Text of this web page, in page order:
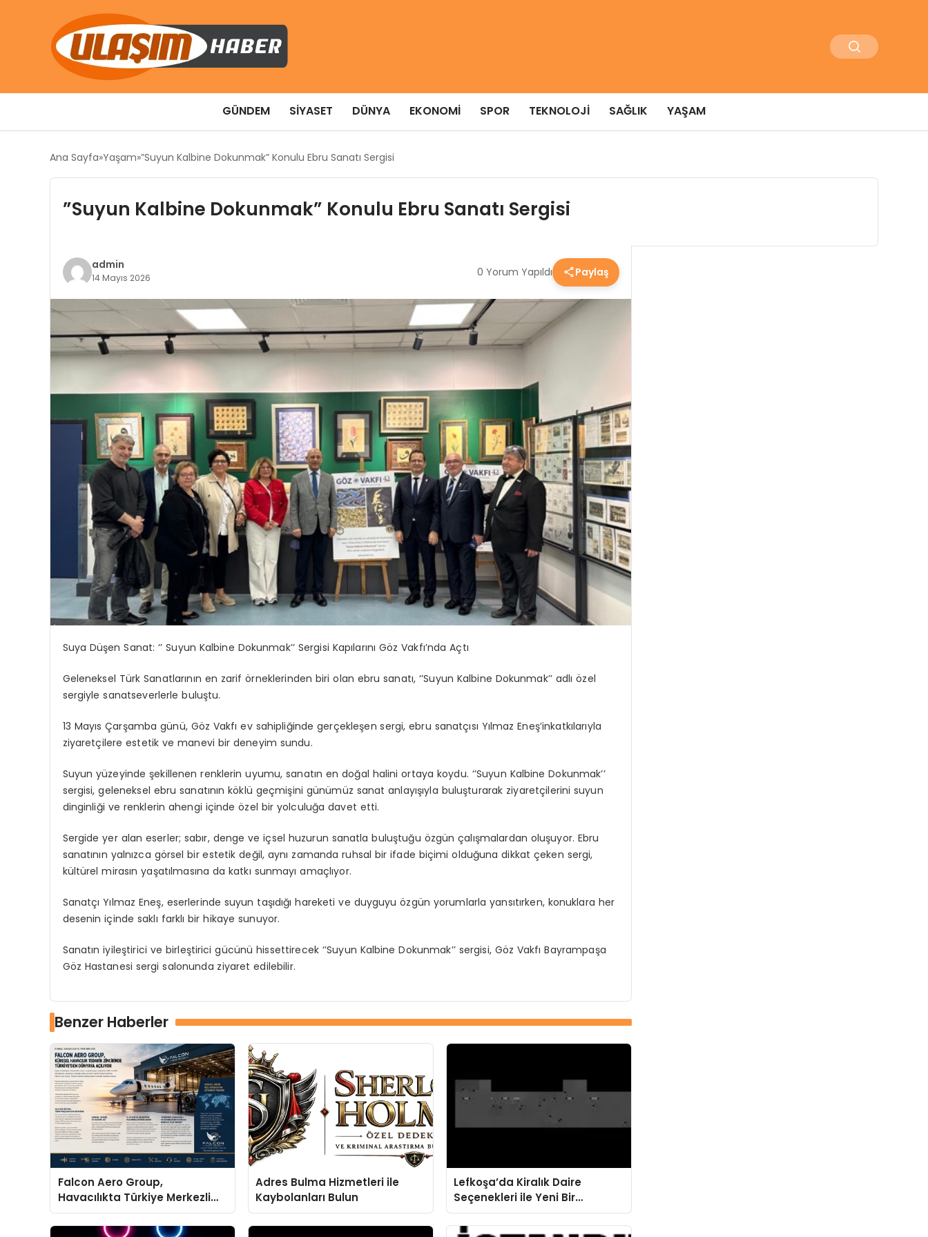
GÜNDEM SIYASET DÜNYA EKONOMI SPOR TEKNOLOJI SAĞLIK YAŞAM
Ana Sayfa Yaşam ”Suyun Kalbine Dokunmak” Konulu Ebru Sanatı Sergisi
”Suyun Kalbine Dokunmak” Konulu Ebru Sanatı Sergisi
admin
14 Mayıs 2026 0 Yorum Yapıldı Paylaş
Suya Düşen Sanat: ‘’ Suyun Kalbine Dokunmak’’ Sergisi Kapılarını Göz Vakfı’nda Açtı
Geleneksel Türk Sanatlarının en zarif örneklerinden biri olan ebru sanatı, ‘’Suyun Kalbine Dokunmak’’ adlı özel
sergiyle sanatseverlerle buluştu.
13 Mayıs Çarşamba günü, Göz Vakfı ev sahipliğinde gerçekleşen sergi, ebru sanatçısı YılmazEneş’inkatkılarıyla
ziyaretçilere estetik ve manevi bir deneyim sundu.
Suyun yüzeyinde şekillenen renklerin uyumu, sanatın en doğal halini ortaya koydu. ‘’Suyun Kalbine Dokunmak’’
sergisi, geleneksel ebru sanatının köklü geçmişini günümüz sanat anlayışıyla buluşturarak ziyaretçilerini suyun
dinginliği ve renklerin ahengi içinde özel bir yolculuğa davet etti.
Sergide yer alan eserler; sabır, denge ve içsel huzurun sanatla buluştuğu özgün çalışmalardan oluşuyor. Ebru
sanatının yalnızca görsel bir estetik değil, aynı zamanda ruhsal bir ifade biçimi olduğuna dikkat çeken sergi,
kültürel mirasın yaşatılmasına da katkı sunmayı amaçlıyor.
Sanatçı Yılmaz Eneş, eserlerinde suyun taşıdığı hareketi ve duyguyu özgün yorumlarla yansıtırken, konuklara her
desenin içinde saklı farklı birhikaye sunuyor.
Sanatın iyileştirici ve birleştirici gücünü hissettirecek ‘’Suyun Kalbine Dokunmak’’ sergisi, Göz Vakfı Bayrampaşa
Göz Hastanesi sergi salonunda ziyaret edilebilir.
Benzer Haberler
Falcon Aero Group,
Havacılıkta Türkiye Merkezli
Küresel Çözüm Ortağı Olma
Yolunda İlerliyor
Adres Bulma Hizmetleri ile
Kaybolanları Bulun
Lefkoşa’da Kiralık Daire
Seçenekleri ile Yeni Bir
Başlangıç